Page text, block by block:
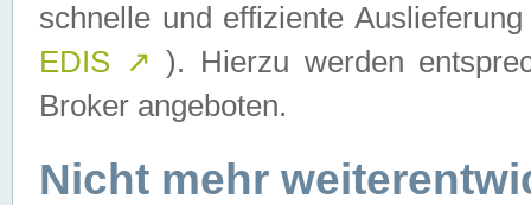
schnelle und effiziente
EDIS ↗ ). Hierzu werden
Broker angeboten.
Nicht mehr